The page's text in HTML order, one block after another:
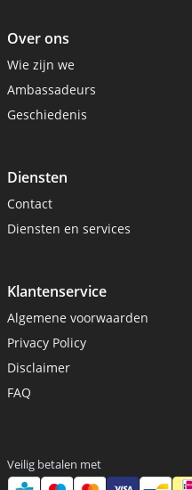
Over ons
Wie zijn we
Ambassadeurs
Geschiedenis
Diensten
Contact
Diensten en services
Klantenservice
Algemene voorwaarden
Privacy Policy
Disclaimer
FAQ
Veilig betalen met